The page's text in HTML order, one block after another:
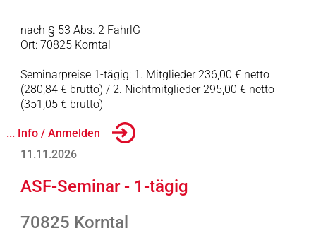
nach § 53 Abs. 2 FahrlG
Ort: 70825 Korntal
Seminarpreise 1-tägig: 1. Mitglieder 236,00 € netto
(280,84 € brutto) / 2. Nichtmitglieder 295,00 € netto
(351,05 € brutto)
... Info / Anmelden
11.11.2026
ASF-Seminar - 1-tägig
70825 Korntal